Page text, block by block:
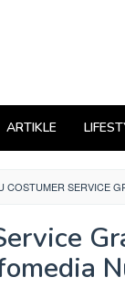
ARTIKLE
COSTUMER SERVICE